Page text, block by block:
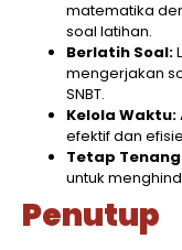
matematika
soal latihan.
Berlatih Soal:
mengerjakan
SNBT.
Kelola Waktu:
efektif dan
Tetap
untuk
Penutup